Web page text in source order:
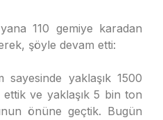
110 gemiye karadan
şöyle devam etti:
sayesinde yaklaşık 1500
ve yaklaşık 5 bin ton
önüne geçtik. Bugün